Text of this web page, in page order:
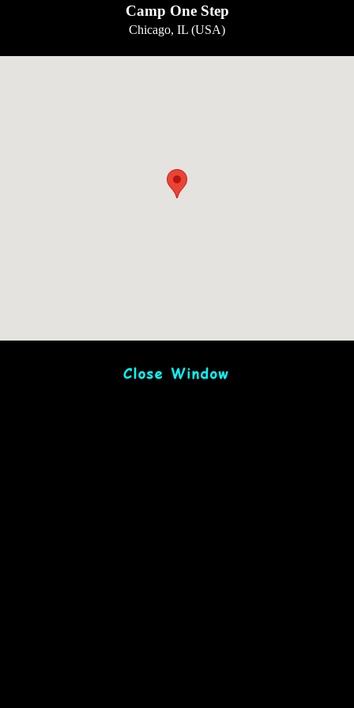
Camp One Step
Chicago, IL (USA)